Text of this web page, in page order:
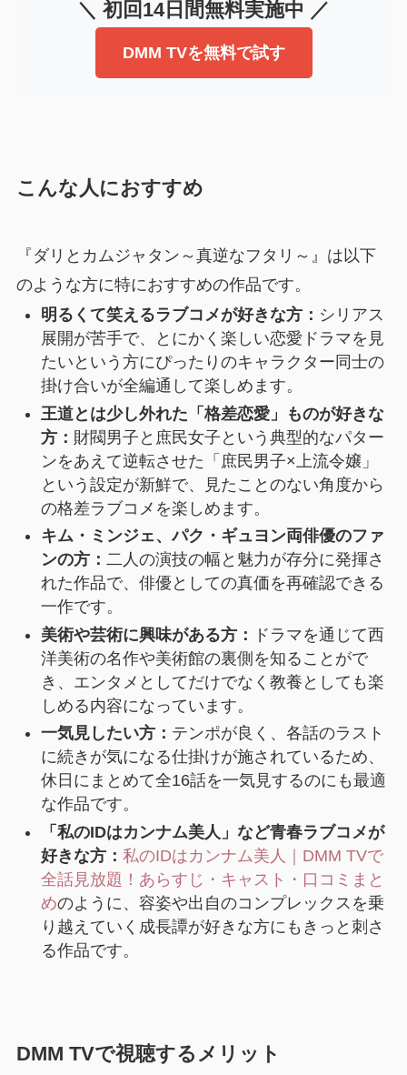
＼ 初回14日間無料実施中 ／
DMM TVを無料で試す
こんな人におすすめ
『ダリとカムジャタン～真逆なフタリ～』は以下
のような方に特におすすめの作品です。
明るくて笑えるラブコメが好きな方： シリアス
展開が苦手で、とにかく楽しい恋愛ドラマを見
たいという方にぴったりのキャラクター同士の
掛け合いが全編通して楽しめます。
王道とは少し外れた「格差恋愛」ものが好きな
方： 財閥男子と庶民女子という典型的なパター
ンをあえて逆転させた「庶民男子×上流令嬢」
という設定が新鮮で、見たことのない角度から
の格差ラブコメを楽しめます。
キム・ミンジェ、パク・ギュヨン両俳優のファ
ンの方： 二人の演技の幅と魅力が存分に発揮さ
れた作品で、俳優としての真価を再確認できる
一作です。
美術や芸術に興味がある方：
ドラマを通じて西
洋美術の名作や美術館の裏側を知ることがで
き、エンタメとしてだけでなく教養としても楽
しめる内容になっています。
一気見したい方： テンポが良く、各話のラスト
に続きが気になる仕掛けが施されているため、
休日にまとめて全16話を一気見するのにも最適
な作品です。
「私のIDはカンナム美人」など青春ラブコメが
好きな方： 私のIDはカンナム美人｜DMM TVで
全話見放題！あらすじ・キャスト・口コミまと
めのように、容姿や出自のコンプレックスを乗
り越えていく成長譚が好きな方にもきっと刺さ
る作品です。
DMM TVで視聴するメリット